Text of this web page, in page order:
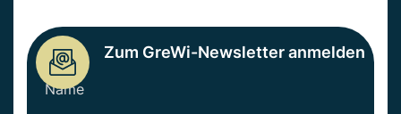
Zum GreWi-Newsletter anmelden